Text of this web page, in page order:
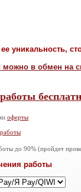
уникальность,
можно в обмен на
оферты
до 90% (пройдет
работы